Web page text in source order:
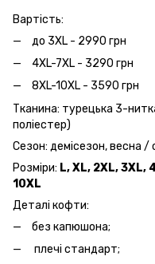
Вартість:
до 3XL - 2990 грн
4XL-7XL - 3290 грн
8XL-10XL - 3590 грн
Тканина: турецька 3-
поліестер)
Сезон: демісезон, весна /
Розміри: L, XL, 2XL, 3XL,
10XL
Деталі кофти:
без капюшона;
плечі стандарт;